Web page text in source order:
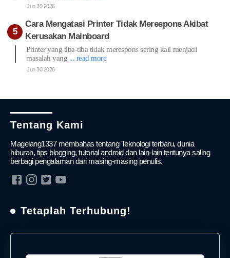
Jun 30 2026
Cara Mengatasi Printer Tidak Merespons Akibat
Kerusakan Mainboard
Printer yang tiba-tiba tidak merespons sering kali menjadi
masalah yang ... read more
Jun 30 2026
Tentang Kami
Magelang1337 membahas tentang Teknologi terbaru, dunia
hiburan, tips blogging, tutorial android dan lain-lain tentunya saling
berbagi pengalaman dari masing-masing penulis.
Tetaplah Terhubung!